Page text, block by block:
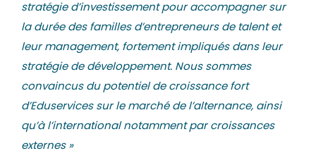
stratégie d’investissement pour accompagner sur
la durée des familles d’entrepreneurs de talent et
leur management, fortement impliqués dans leur
stratégie de développement. Nous sommes
convaincus du potentiel de croissance fort
d’Eduservices sur le marché de l’alternance, ainsi
qu’à l’international notamment par croissances
externes »